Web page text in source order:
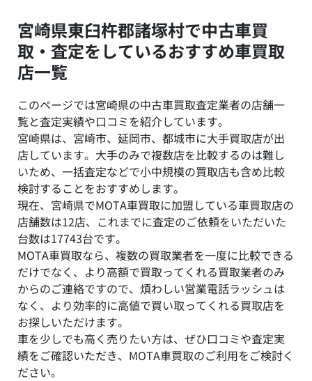
宮崎県東臼杵郡諸塚村で中古車買
取・査定をしているおすすめ車買取
店一覧
このページでは宮崎県の中古車買取査定業者の店舗一
覧と査定実績や口コミを紹介しています。
宮崎県は、宮崎市、延岡市、都城市に大手買取店が出
店しています。大手のみで複数店を比較するのは難し
いため、一括査定などで小中規模の買取店も含め比較
検討することをおすすめします。
現在、宮崎県でMOTA車買取に加盟している車買取店の
店舗数は12店、これまでに査定のご依頼をいただいた
台数は17743台です。
MOTA車買取なら、複数の買取業者を一度に比較できる
だけでなく、より高額で買取ってくれる買取業者のみ
からのご連絡ですので、煩わしい営業電話ラッシュは
なく、より効率的に高値で買い取ってくれる買取店を
お探しいただけます。
車を少しでも高く売りたい方は、ぜひ口コミや査定実
績をご確認いただき、MOTA車買取のご利用をご検討く
ださい。